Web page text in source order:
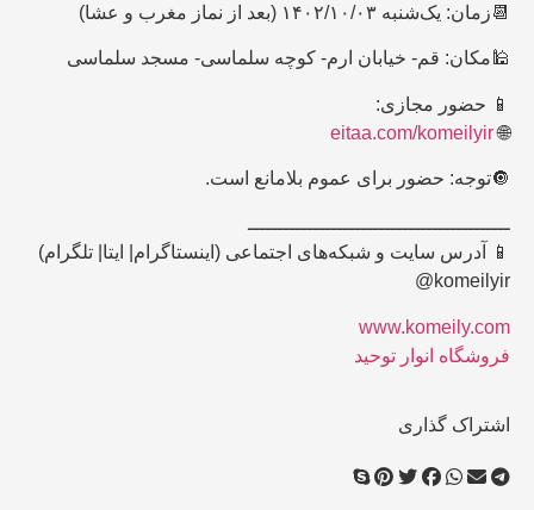
📆زمان: یک‌شنبه ۱۴۰۲/۱۰/۰۳ (بعد از نماز مغرب و عشا)
🕌مکان: قم- خیابان ارم- کوچه سلماسی- مسجد سلماسی
📱 حضور مجازی:
🌐
eitaa.com/komeilyir
🔘توجه: حضور برای عموم بلامانع است.
ــــــــــــــــــــــــــــــــــــــــــــ
📱 آدرس سایت و شبکه‌های اجتماعی (اینستاگرام| ایتا| تلگرام)
komeilyir@
www.komeily.com
فروشگاه انوار توحید
اشتراک گذاری